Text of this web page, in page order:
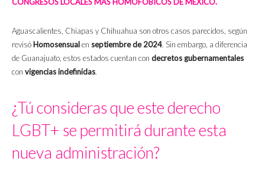
CONGRESOS LOCALES MÁS HOMOFÓBICOS DE MÉXICO.
Aguascalientes, Chiapas y Chihuahua son otros casos parecidos, según
revisó Homosensualen septiembre de 2024. Sin embargo, a diferencia
de Guanajuato, estos estados cuentan con decretos gubernamentales
con vigencias indefinidas.
¿Tú consideras que este derecho
LGBT+ se permitirá durante esta
nueva administración?